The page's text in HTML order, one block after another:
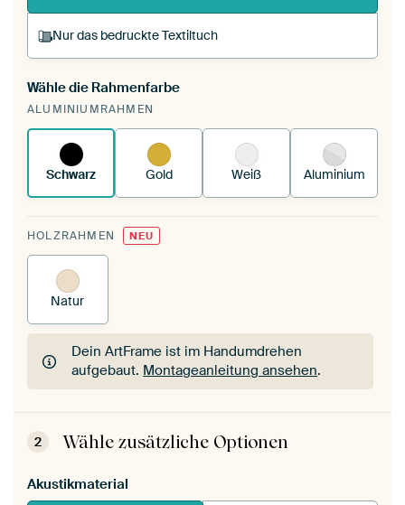
Nur das bedruckte Textiltuch
Du spannst einen wechselbaren Textiltuch in
deinen vorhandenen ArtFrame™.
funktioniert es.
Wähle die Rahmenfarbe
ALUMINIUMRAHMEN
Schwarz Gold Weiß Aluminium
HOLZRAHMEN NEU
Natur
Dein ArtFrame ist im Handumdrehen
aufgebaut. Montageanleitung ansehen.
Dein ArtFrame ist im Handumdrehen
aufgebaut.Montageanleitung ansehen
2 Wähle zusätzliche Optionen
Akustikmaterial